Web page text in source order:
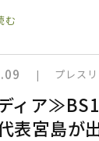
む
| プレス
ィア
表宮島が